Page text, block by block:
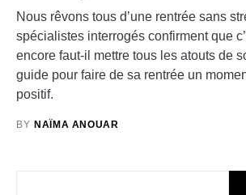
Nous rêvons tous d’une rentrée sans
spécialistes interrogés confirment que
encore faut-il mettre tous les atouts de
guide pour faire de sa rentrée un
positif.
BY NAÏMA ANOUAR